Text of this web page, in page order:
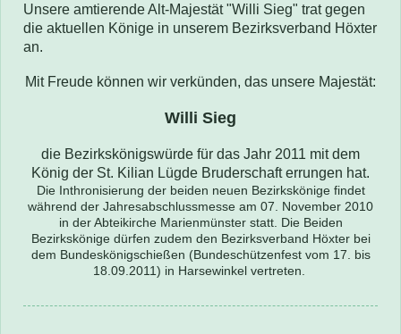
Unsere amtierende Alt-Majestät "Willi Sieg" trat gegen
die aktuellen Könige in unserem Bezirksverband Höxter
an.
Mit Freude können wir verkünden, das unsere Majestät:
Willi Sieg
die Bezirkskönigswürde für das Jahr 2011 mit dem
König der St. Kilian Lügde Bruderschaft errungen hat.
Die Inthronisierung der beiden neuen Bezirkskönige findet
während der Jahresabschlussmesse am 07. November 2010
in der Abteikirche Marienmünster statt. Die Beiden
Bezirkskönige dürfen zudem den Bezirksverband Höxter bei
dem Bundeskönigschießen (Bundeschützenfest vom 17. bis
18.09.2011) in Harsewinkel vertreten.